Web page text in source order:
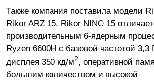
Также компания поставила модели
Rikor ARZ 15. Rikor NINO 15
производительным 6-ядерным
Ryzen 6600H с базовой частотой 3,3
дисплея 350 кд/м2, оперативной
большим количеством и высокой